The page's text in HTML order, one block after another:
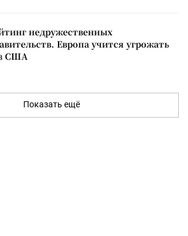
недружественных
Европа учится угрожать
США
Показать ещё